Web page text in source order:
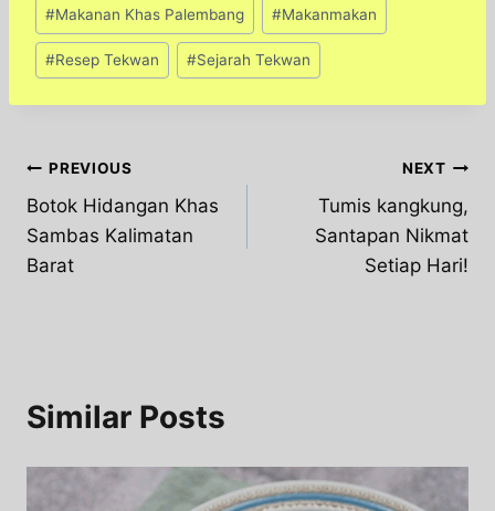
#Makanan Khas Palembang #Makanmakan
#Resep Tekwan #Sejarah Tekwan
Post
navigation
PREVIOUS
Botok Hidangan Khas
Sambas Kalimatan
Barat
NEXT
Tumis kangkung,
Santapan Nikmat
Setiap Hari!
Similar Posts